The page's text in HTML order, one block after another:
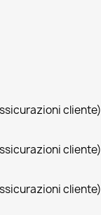
cliente)
cliente)
cliente)